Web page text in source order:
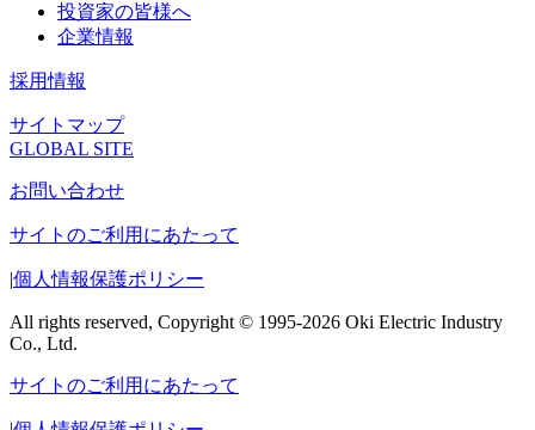
投資家の皆様へ
企業情報
採用情報
サイトマップ
GLOBAL SITE
お問い合わせ
サイトのご利用にあたって
|個人情報保護ポリシー
All rights reserved, Copyright © 1995-2026 Oki Electric Industry
Co., Ltd.
サイトのご利用にあたって